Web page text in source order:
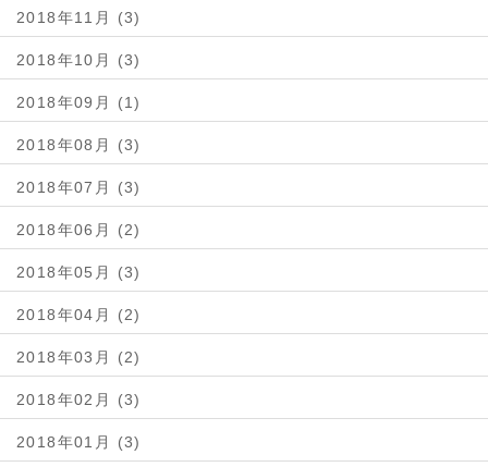
2018年11月 (3)
2018年10月 (3)
2018年09月 (1)
2018年08月 (3)
2018年07月 (3)
2018年06月 (2)
2018年05月 (3)
2018年04月 (2)
2018年03月 (2)
2018年02月 (3)
2018年01月 (3)